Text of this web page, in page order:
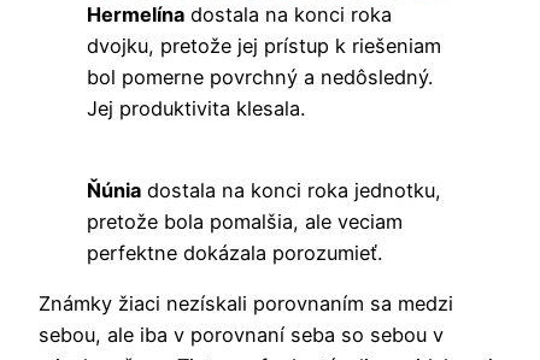
Hermelína dostala na konci roka
dvojku, pretože jej prístup k riešeniam
bol pomerne povrchný a nedôsledný.
Jej produktivita klesala.
Ňúnia dostala na konci roka jednotku,
pretože bola pomalšia, ale veciam
perfektne dokázala porozumieť.
Známky žiaci nezískali porovnaním sa medzi
sebou, ale iba v porovnaní seba so sebou v